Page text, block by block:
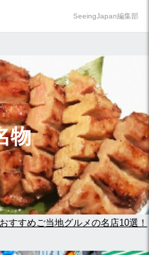
SeeingJapan編集部
物
すすめご当地グルメの名店10選！